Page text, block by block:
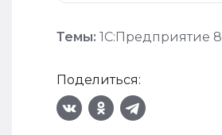
Темы: 1С:Предприятие 8
Поделиться: